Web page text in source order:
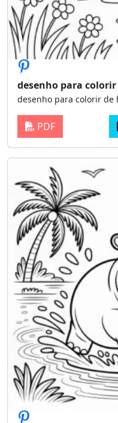
desenho para
desenho para colorir de
PDF